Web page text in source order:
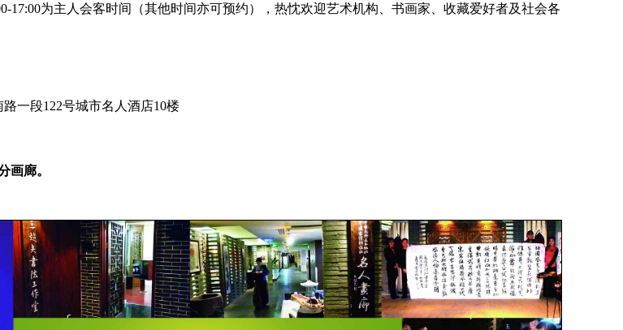
17:00为主人会客时间（其他时间亦可预约），热忱欢迎艺术机构、书画家、收藏爱好者及社会各
路一段122号城市名人酒店10楼
画廊。